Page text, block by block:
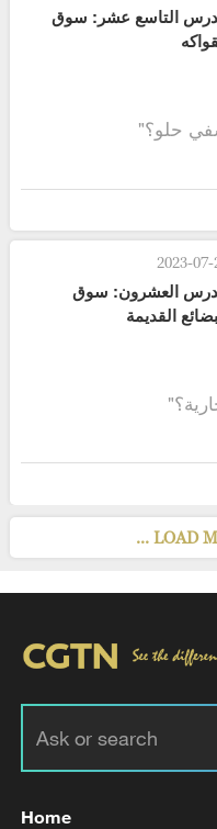
التاسع عشر: سوق
حلو؟"
2023-07-
العشرون: سوق
القديمة
Home